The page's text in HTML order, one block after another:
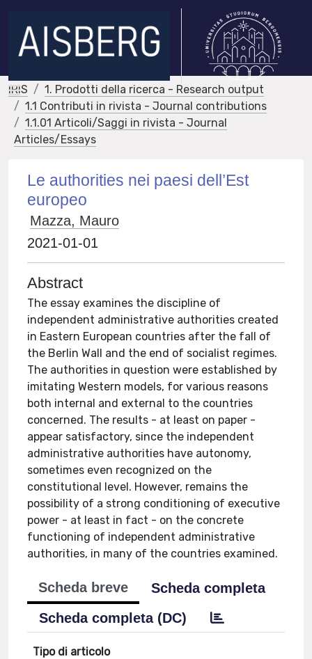
IRIS
1. Prodotti della ricerca - Research output
1.1 Contributi in rivista - Journal contributions
1.1.01 Articoli/Saggi in rivista - Journal
Articles/Essays
Le authorities nei paesi dell’Est
europeo
Mazza, Mauro
2021-01-01
Abstract
The essay examines the discipline of
independent administrative authorities created
in Eastern European countries after the fall of
the Berlin Wall and the end of socialist regimes.
The authorities in question were established by
imitating Western models, for various reasons
both internal and external to the countries
concerned. The results - at least on paper -
appear satisfactory, since the independent
administrative authorities have autonomy,
sometimes even recognized on the
constitutional level. However, remains the
possibility of a strong conditioning of executive
power - at least in fact - on the concrete
functioning of independent administrative
authorities, in many of the countries examined.
Scheda breve
Scheda completa
Scheda completa (DC)
Tipo di articolo